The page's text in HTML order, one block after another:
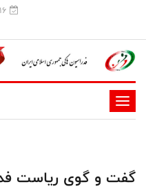
-
-
-
گفت و گوی ریاست